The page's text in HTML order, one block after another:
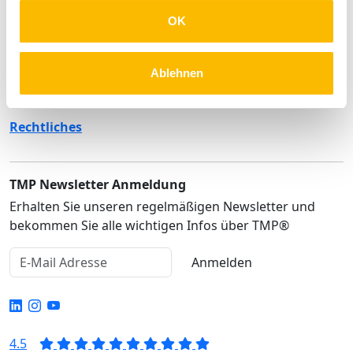
OK
Ablehnen
Service
Rechtliches
TMP Newsletter Anmeldung
Erhalten Sie unseren regelmäßigen Newsletter und
bekommen Sie alle wichtigen Infos über TMP®
Anmelden
4.5